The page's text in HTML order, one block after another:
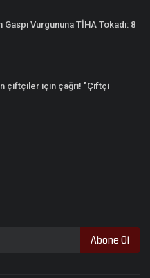
Gaspı Vurgununa TİHA Tokadı: 8
çiftçiler için çağrı! "Çiftçi
Abone Ol